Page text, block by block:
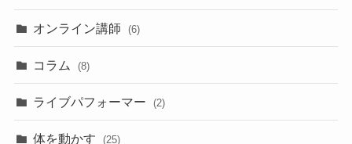
オンライン講師 (6)
コラム (8)
ライブパフォーマー (2)
体を動かす (25)